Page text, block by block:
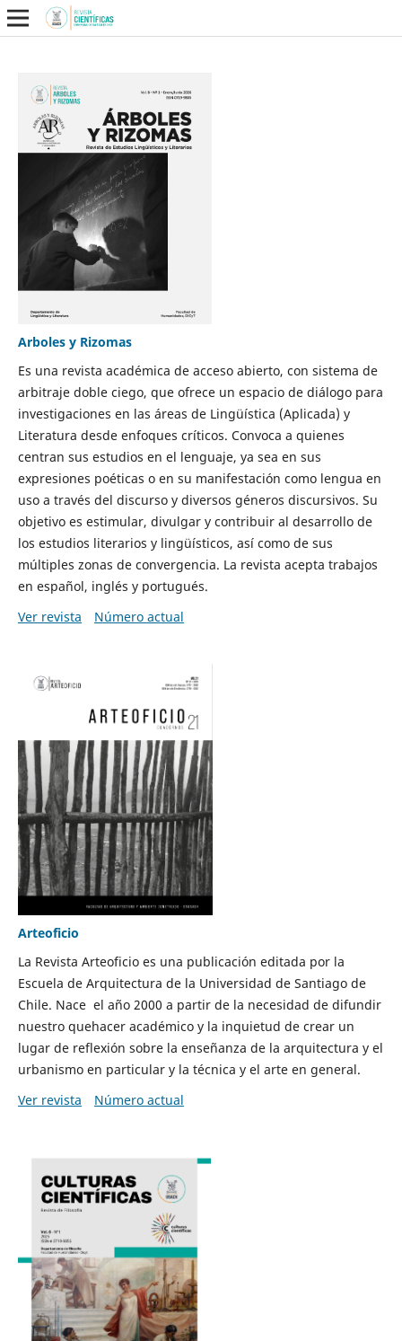
Arboles y Rizomas
Es una revista académica de acceso abierto, con sistema de
arbitraje doble ciego, que ofrece un espacio de diálogo para
investigaciones en las áreas de Lingüística (Aplicada) y
Literatura desde enfoques críticos. Convoca a quienes
centran sus estudios en el lenguaje, ya sea en sus
expresiones poéticas o en su manifestación como lengua en
uso a través del discurso y diversos géneros discursivos. Su
objetivo es estimular, divulgar y contribuir al desarrollo de
los estudios literarios y lingüísticos, así como de sus
múltiples zonas de convergencia. La revista acepta trabajos
en español, inglés y portugués.
Ver revista
Número actual
Arteoficio
La Revista Arteoficio es una publicación editada por la
Escuela de Arquitectura de la Universidad de Santiago de
Chile. Nace el año 2000 a partir de la necesidad de difundir
nuestro quehacer académico y la inquietud de crear un
lugar de reflexión sobre la enseñanza de la arquitectura y el
urbanismo en particular y la técnica y el arte en general.
Ver revista
Número actual